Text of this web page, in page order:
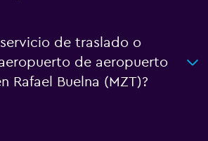
de traslado o
de aeropuerto
Rafael Buelna (MZT)?